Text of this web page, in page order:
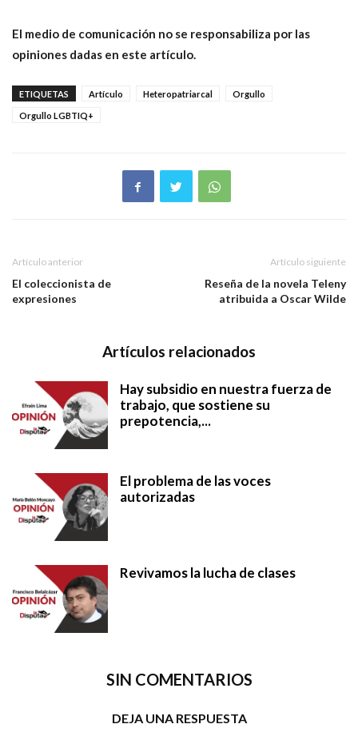
El medio de comunicación no se responsabiliza por las
opiniones dadas en este artículo.
ETIQUETAS Artículo Heteropatriarcal Orgullo
Orgullo LGBTIQ+
Artículo anterior
El coleccionista de
expresiones
Artículo siguiente
Reseña de la novela Teleny
atribuida a Oscar Wilde
Artículos relacionados
Hay subsidio en nuestra fuerza de
trabajo, que sostiene su
prepotencia,...
El problema de las voces
autorizadas
Revivamos la lucha de clases
SIN COMENTARIOS
DEJA UNA RESPUESTA